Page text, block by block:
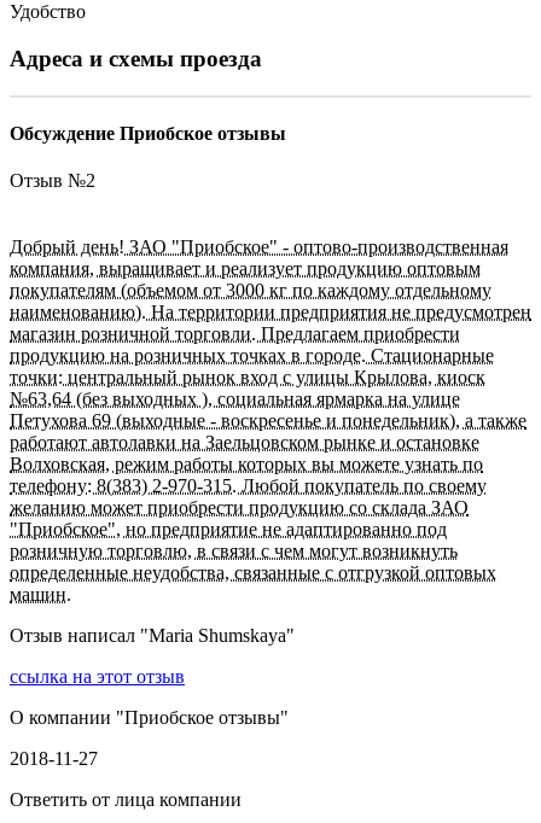
Удобство
Адреса и схемы проезда
Обсуждение Приобское отзывы
Отзыв №2
Добрый день! ЗАО "Приобское" - оптово-производственная
компания, выращивает и реализует продукцию оптовым
покупателям (объемом от 3000 кг по каждому отдельному
наименованию). На территории предприятия не предусмотрен
магазин розничной торговли. Предлагаем приобрести
продукцию на розничных точках в городе. Стационарные
точки: центральный рынок вход с улицы Крылова, киоск
№63,64 (без выходных ), социальная ярмарка на улице
Петухова 69 (выходные - воскресенье и понедельник), а также
работают автолавки на Заельцовском рынке и остановке
Волховская, режим работы которых вы можете узнать по
телефону: 8(383) 2-970-315. Любой покупатель по своему
желанию может приобрести продукцию со склада ЗАО
"Приобское", но предприятие не адаптированно под
розничную торговлю, в связи с чем могут возникнуть
определенные неудобства, связанные с отгрузкой оптовых
машин.
Отзыв написал "Maria Shumskaya"
ссылка на этот отзыв
О компании "Приобское отзывы"
2018-11-27
Ответить от лица компании